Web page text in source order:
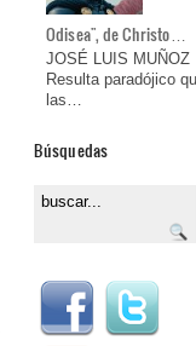
Odisea", de Christo…
JOSÉ LUIS MUÑOZ
Resulta paradójico
las…
Búsquedas